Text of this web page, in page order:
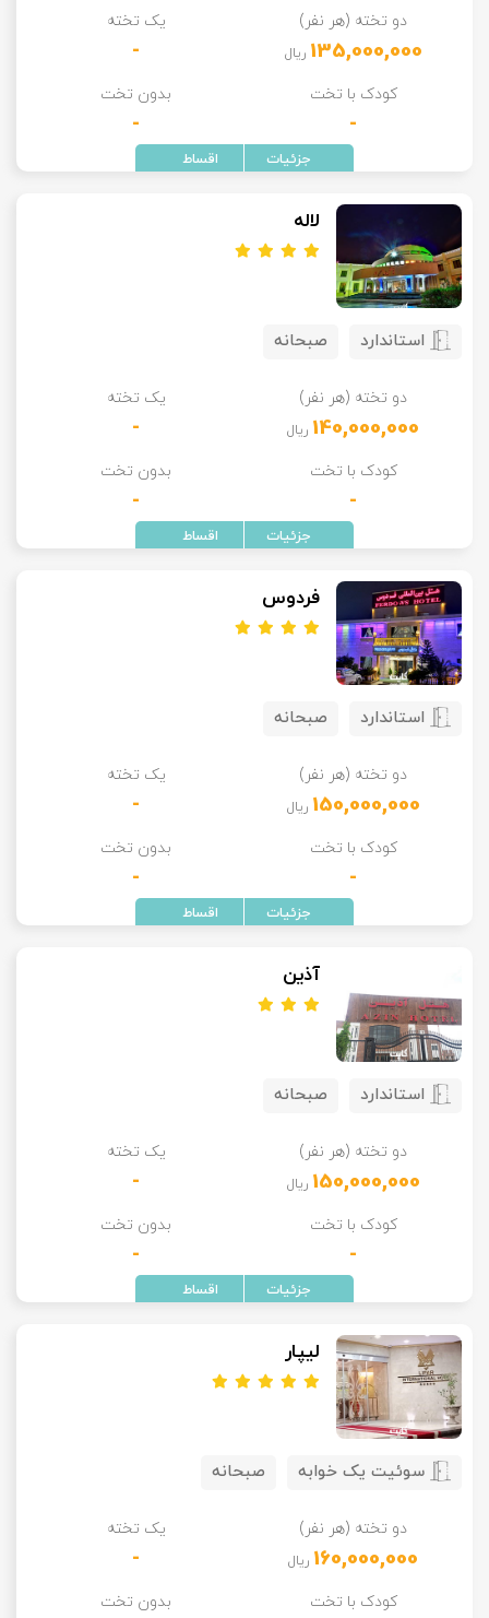
دو تخته (هر نفر)
135,000,000 ریال
یک تخته
-
کودک با تخت
-
بدون تخت
-
لاله
استاندارد صبحانه
دو تخته (هر نفر)
140,000,000 ریال
یک تخته
-
کودک با تخت
-
بدون تخت
-
فردوس
استاندارد صبحانه
دو تخته (هر نفر)
150,000,000 ریال
یک تخته
-
کودک با تخت
-
بدون تخت
-
آذین
استاندارد صبحانه
دو تخته (هر نفر)
150,000,000 ریال
یک تخته
-
کودک با تخت
-
بدون تخت
-
لیپار
سوئیت یک خوابه صبحانه
دو تخته (هر نفر)
160,000,000 ریال
یک تخته
-
کودک با تخت بدون تخت
تور کاشان
تور اصفهان
تور ترکمن صحرا